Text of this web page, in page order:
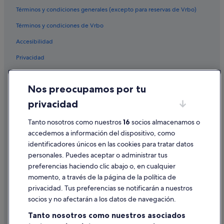
Westlake South hoteles
Four Seasons hoteles en Los Ángeles
Hoteles con spa en Centro de Los Ángeles
Complejos turísticos en Los Ángeles
Hoteles de 3 estrellas en Skid Row
Casas barco en Los Ángeles
Hoteles de 3 estrellas en Centro de Los Ángeles
Nikko hoteles en Los Ángeles
Hoteles de aventura en Centro de Los Ángeles
Hoteles con casino en Los Ángeles
Hoteles para familias en Los Ángeles
Términos y condiciones generales (excepto para reservas de Vrbo)
Términos y condiciones de Vrbo
Accesibilidad
Privacidad
Condiciones de uso
Información legal/contacto
Pautas sobre el contenido y cómo denunciar contenido
Ayuda
Cancelar un vuelo
Cancelar una reserva de hotel o de un alquiler vacacional
Nos preocupamos por tu
privacidad
Tanto nosotros como nuestros16 socios almacenamos o
accedemos a información del dispositivo, como
identificadores únicos en las cookies para tratar datos
personales. Puedes aceptar o administrar tus
preferencias haciendo clic abajo o, en cualquier
momento, a través de la página de la política de
privacidad. Tus preferencias se notificarán a nuestros
socios y no afectarán a los datos de navegación.
Tanto nosotros como nuestros asociados